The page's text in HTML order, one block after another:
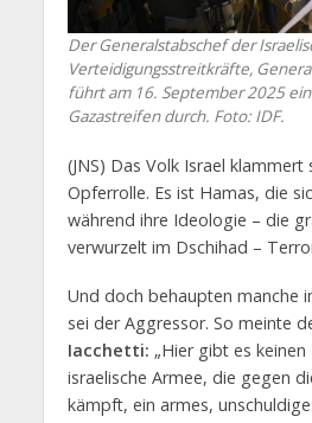
Der Generalstabschef der
Verteidigungsstreitkräfte,
führt am 16. September 2025
Gazastreifen durch. Foto: IDF.
(JNS) Das Volk Israel klammert
Opferrolle. Es ist Hamas, die
während ihre Ideologie – die
verwurzelt im Dschihad –
Und doch behaupten manche
sei der Aggressor. So meinte
Iacchetti: „Hier gibt es keinen
israelische Armee, die gegen
kämpft, ein armes,